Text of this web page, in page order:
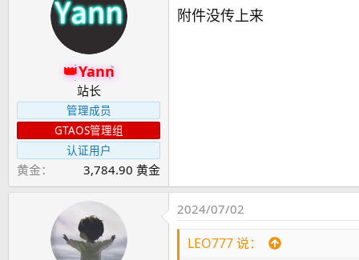
Yann
站长
管理成员
GTAOS管理组
认证用户
黄金 3,784.90 黄金
附件没传上来
2024/07/02
LEO777 说：